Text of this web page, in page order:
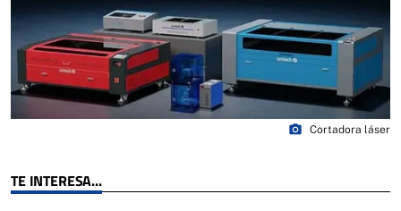
TE INTERESA...
photo_camera Cortadora láser